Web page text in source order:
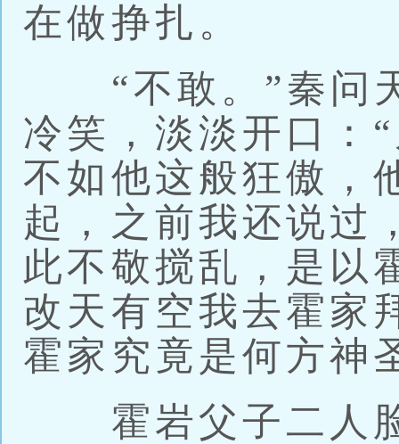
在做挣扎。
“不敢。”秦问
冷笑，淡淡开口：
不如他这般狂傲，
起，之前我还说过
此不敬搅乱，是以
改天有空我去霍家
霍家究竟是何方神
霍岩父子二人脸